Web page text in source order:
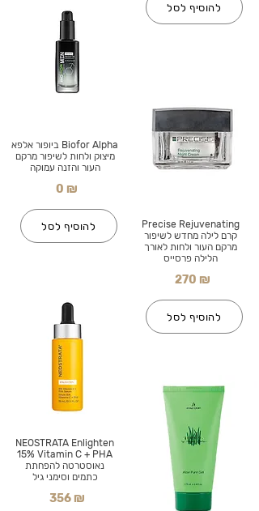
Biofor Alpha ביופור אלפא
מיצוק ולחות לשיפור מרקם
העור והזנה עמוקה
0 ₪
להוסיף לסל
NEOSTRATA Enlighten
15% Vitamin C + PHA
נאוסטרטה להפחתת
כתמים וסימני גיל
356 ₪
להוסיף לסל
Precise Rejuvenating
קרם לילה מחדש לשיפור
מרקם העור ולחות לאורך
הלילה פרסייס
270 ₪
להוסיף לסל